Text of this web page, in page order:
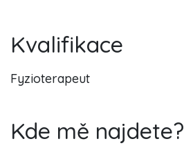
Kvalifikace
Fyzioterapeut
Kde mě najdete?